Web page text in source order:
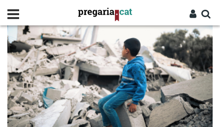
contingut
Entra
Cercador
SENSIBILITAT